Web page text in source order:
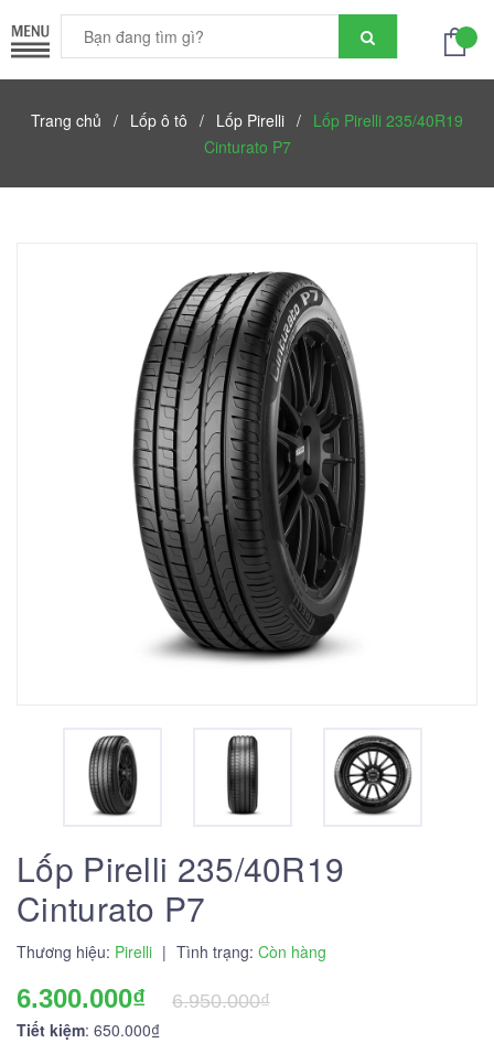
Trang chủ / Lốp ô tô / Lốp Pirelli / Lốp Pirelli 235/40R19
Cinturato P7
Lốp Pirelli 235/40R19
Cinturato P7
Thương hiệu: Pirelli | Tình trạng: Còn hàng
6.300.000₫
6.950.000₫
Tiết kiệm: 650.000₫